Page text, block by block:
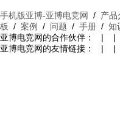
手机版亚博-亚博电竞网 / 产品
板
/ 案例 / 问题 / 手册 / 知
亚博电竞网的合作伙
亚博电竞网的友情链接： | |